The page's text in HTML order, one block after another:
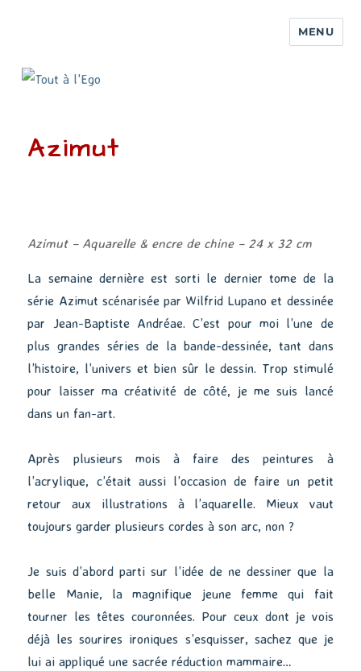
MENU
Azimut
Azimut – Aquarelle & encre de chine – 24 x 32 cm
La semaine dernière est sorti le dernier tome de la
série Azimut scénarisée par Wilfrid Lupano et dessinée
par Jean-Baptiste Andréae. C’est pour moi l’une de
plus grandes séries de la bande-dessinée, tant dans
l’histoire, l’univers et bien sûr le dessin. Trop stimulé
pour laisser ma créativité de côté, je me suis lancé
dans un fan-art.
Après plusieurs mois à faire des peintures à
l’acrylique, c’était aussi l’occasion de faire un petit
retour aux illustrations à l’aquarelle. Mieux vaut
toujours garder plusieurs cordes à son arc, non ?
Je suis d’abord parti sur l’idée de ne dessiner que la
belle Manie, la magnifique jeune femme qui fait
tourner les têtes couronnées. Pour ceux dont je vois
déjà les sourires ironiques s’esquisser, sachez que je
lui ai appliqué une sacrée réduction mammaire…